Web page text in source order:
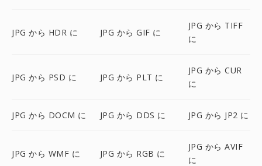
JPG から HDR に JPG から GIF に
JPG から TIFF
に
JPG から PSD に JPG から PLT に
JPG から CUR
に
JPG から DOCM に JPG から DDS に JPG から JP2 に
JPG から WMF に JPG から RGB に
JPG から AVIF
に